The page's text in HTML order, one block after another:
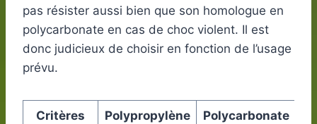
pas résister aussi bien que son homologue en
polycarbonate en cas de choc violent. Il est
donc judicieux de choisir en fonction de l’usage
prévu.
Critères Polypropylène Polycarbonate